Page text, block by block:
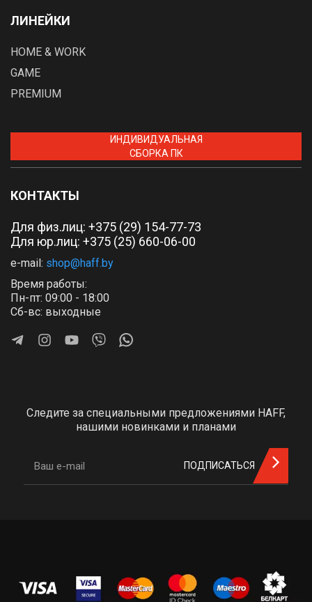
ЛИНЕЙКИ
HOME & WORK
GAME
PREMIUM
ИНДИВИДУАЛЬНАЯ
СБОРКА ПК
КОНТАКТЫ
Для физ.лиц: +375 (29) 154-77-73
Для юр.лиц: +375 (25) 660-06-00
e-mail: shop@haff.by
Время работы:
Пн-пт: 09:00 - 18:00
Сб-вс: выходные
Следите за специальными предложениями HAFF,
нашими новинками и планами
ПОДПИСАТЬСЯ